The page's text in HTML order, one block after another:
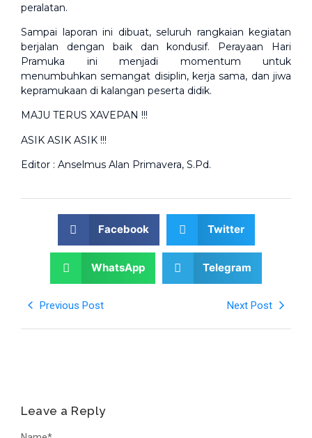
peralatan.
Sampai laporan ini dibuat, seluruh rangkaian kegiatan
berjalan dengan baik dan kondusif. Perayaan Hari
Pramuka ini menjadi momentum untuk
menumbuhkan semangat disiplin, kerja sama, dan jiwa
kepramukaan di kalangan peserta didik.
MAJU TERUS XAVEPAN !!!
ASIK ASIK ASIK !!!
Editor : Anselmus Alan Primavera, S.Pd.
Facebook Twitter
WhatsApp Telegram
Previous Post Next Post
Leave a Reply